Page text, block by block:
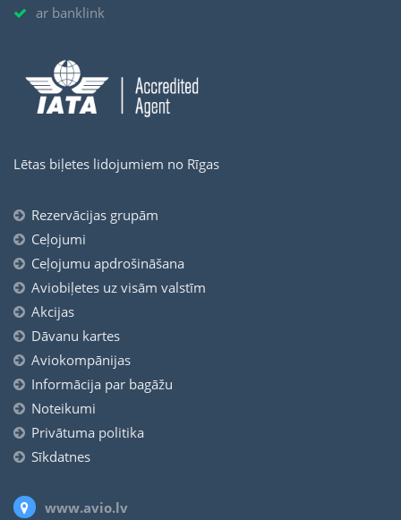
ar banklink
Lētas biļetes lidojumiem no Rīgas
Rezervācijas grupām
Ceļojumi
Ceļojumu apdrošināšana
Aviobiļetes uz visām valstīm
Akcijas
Dāvanu kartes
Aviokompānijas
Informācija par bagāžu
Noteikumi
Privātuma politika
Sīkdatnes
www.avio.lv